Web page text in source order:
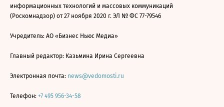
информационных технологий и массовых коммуникаций
(Роскомнадзор) от 27 ноября 2020 г. ЭЛ № ФС 77-79546
Учредитель: АО «Бизнес Ньюс Медиа»
Главный редактор: Казьмина Ирина Сергеевна
Электронная почта: news@vedomosti.ru
Телефон: +7 495 956-34-58